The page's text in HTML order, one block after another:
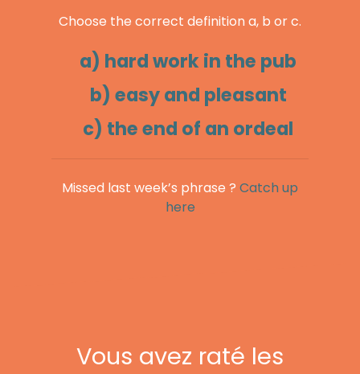
Choose the correct definition a, b or c.
a) hard work in the pub
b) easy and pleasant
c) the end of an ordeal
Missed last week’s phrase ? Catch up
here
Vous avez raté les